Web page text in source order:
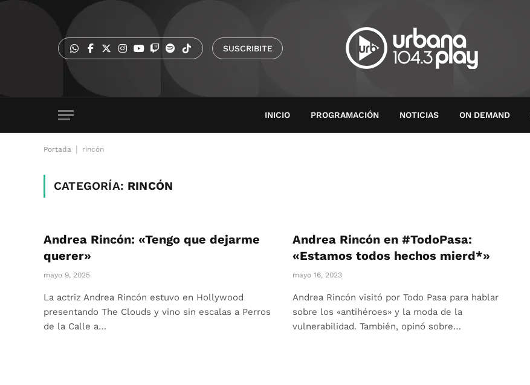
SUSCRIBITE
INICIO PROGRAMACIÓN NOTICIAS ON DEMAND
Portada rincón
CATEGORÍA: RINCÓN
Andrea Rincón: «Tengo que dejarme
querer»
mayo 9, 2025
La actriz Andrea Rincón estuvo en Hollywood
presentando The Clouds y vino sin escalas a Perros
de la Calle a…
Andrea Rincón en #TodoPasa:
«Estamos todos hechos mierd*»
mayo 16, 2023
Andrea Rincón visitó por Todo Pasa para hablar
sobre los «antihéroes» y la moda de la
vulnerabilidad. También, opinó sobre…